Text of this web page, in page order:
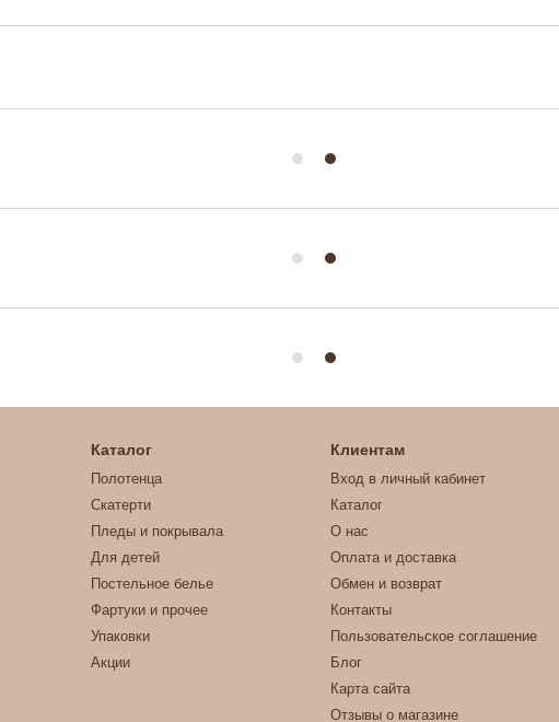
Каталог
Полотенца
Скатерти
Пледы и покрывала
Для детей
Постельное белье
Фартуки и прочее
Упаковки
Акции
Клиентам
Вход в личный кабинет
Каталог
О нас
Оплата и доставка
Обмен и возврат
Контакты
Пользовательское соглашение
Блог
Карта сайта
Отзывы о магазине